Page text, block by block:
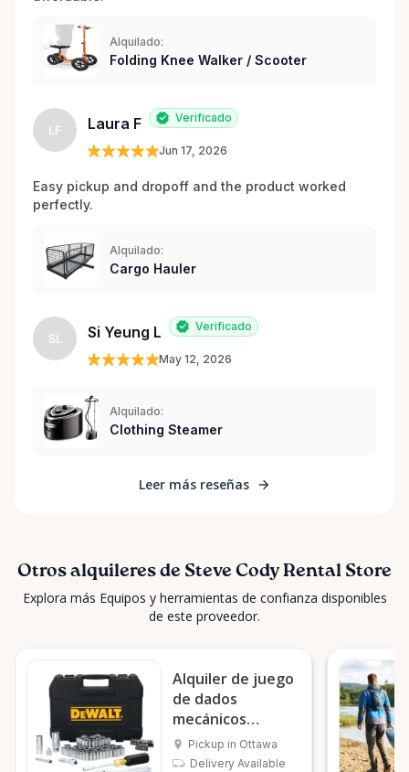
Alquilado:
Folding Knee Walker / Scooter
LF Laura F Verificado
Jun 17, 2026
Easy pickup and dropoff and the product worked
perfectly.
Alquilado:
Cargo Hauler
SL Si Yeung L Verificado
May 12, 2026
Alquilado:
Clothing Steamer
Leer más reseñas
Otros alquileres de Steve Cody Rental Store
Explora más Equipos y herramientas de confianza disponibles
de este proveedor.
Alquiler de juego
de dados
mecánicos
DeWalt en
Ottawa
Pickup in Ottawa
Delivery Available